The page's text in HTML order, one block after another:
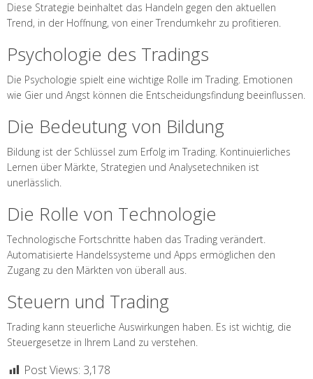
Diese Strategie beinhaltet das Handeln gegen den aktuellen
Trend, in der Hoffnung, von einer Trendumkehr zu profitieren.
Psychologie des Tradings
Die Psychologie spielt eine wichtige Rolle im Trading. Emotionen
wie Gier und Angst können die Entscheidungsfindung beeinflussen.
Die Bedeutung von Bildung
Bildung ist der Schlüssel zum Erfolg im Trading. Kontinuierliches
Lernen über Märkte, Strategien und Analysetechniken ist
unerlässlich.
Die Rolle von Technologie
Technologische Fortschritte haben das Trading verändert.
Automatisierte Handelssysteme und Apps ermöglichen den
Zugang zu den Märkten von überall aus.
Steuern und Trading
Trading kann steuerliche Auswirkungen haben. Es ist wichtig, die
Steuergesetze in Ihrem Land zu verstehen.
Post Views: 3,178